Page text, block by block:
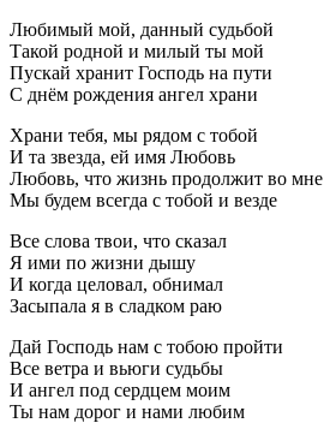
Любимый мой, данный судьбой
Такой родной и милый ты мой
Пускай хранит Господь на пути
С днём рождения ангел храни
Храни тебя, мы рядом с тобой
И та звезда, ей имя Любовь
Любовь, что жизнь продолжит во мне
Мы будем всегда с тобой и везде
Все слова твои, что сказал
Я ими по жизни дышу
И когда целовал, обнимал
Засыпала я в сладком раю
Дай Господь нам с тобою пройти
Все ветра и вьюги судьбы
И ангел под сердцем моим
Ты нам дорог и нами любим